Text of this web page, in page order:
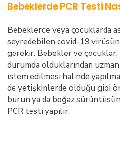
Bebeklerde PCR Testi
Bebeklerde veya çocuklarda
seyredebilen covid-19
gerekir. Bebekler ve çocuklar,
durumda olduklarından
istem edilmesi halinde
de yetişkinlerde olduğu gibi
burun ya da boğaz
PCR testi yapılır.